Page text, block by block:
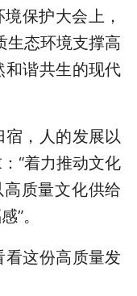
保护大会上，
生态环境支撑高
和谐共生的现代
，人的发展以
“着力推动文化
高质量文化供给
”。
这份高质量发